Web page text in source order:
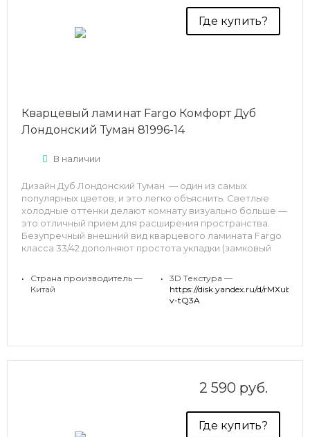
Где купить?
Кварцевый ламинат Fargo Комфорт Дуб
Лондонский Туман 81996-14
В наличии
Дизайн Дуб Лондонский Туман — один из самых
популярных цветов, и это легко объяснить. Светлые
холодные оттенки делают комнату визуально больше —
это отличный прием для расширения пространства.
Безупречный внешний вид кварцевого ламината Fargo
класса 33/42 дополняют простота укладки (замковый
•
Страна производитель —
Китай
•
3D Текстура —
https://disk.yandex.ru/d/rMXubPp-
v-tQ3A
2 590 руб.
Где купить?